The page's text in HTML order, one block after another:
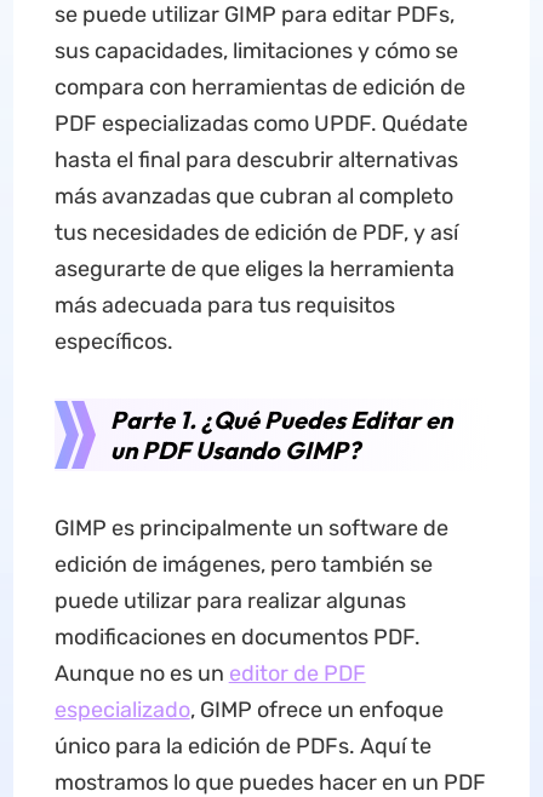
se puede utilizar GIMP para editar PDFs,
sus capacidades, limitaciones y cómo se
compara con herramientas de edición de
PDF especializadas como UPDF. Quédate
hasta el final para descubrir alternativas
más avanzadas que cubran al completo
tus necesidades de edición de PDF, y así
asegurarte de que eliges la herramienta
más adecuada para tus requisitos
específicos.
Parte 1. ¿Qué Puedes Editar en
un PDF Usando GIMP?
GIMP es principalmente un software de
edición de imágenes, pero también se
puede utilizar para realizar algunas
modificaciones en documentos PDF.
Aunque no es un editor de PDF
especializado, GIMP ofrece un enfoque
único para la edición de PDFs. Aquí te
mostramos lo que puedes hacer en un PDF